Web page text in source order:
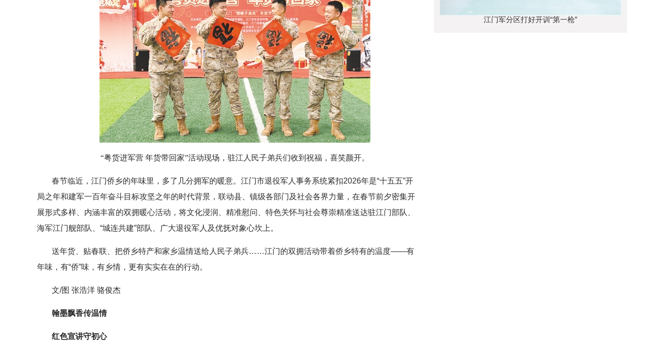
“粤货进军营 年货带回家”活动现场，驻江人民子弟兵们收到祝福，喜笑颜开。
春节临近，江门侨乡的年味里，多了几分拥军的暖意。江门市退役军人事务系统紧扣2026年是“十五五”开
局之年和建军一百年奋斗目标攻坚之年的时代背景，联动县、镇级各部门及社会各界力量，在春节前夕密集开
展形式多样、内涵丰富的双拥暖心活动，将文化浸润、精准慰问、特色关怀与社会尊崇精准送达驻江门部队、
海军江门舰部队、“城连共建”部队、广大退役军人及优抚对象心坎上。
送年货、贴春联、把侨乡特产和家乡温情送给人民子弟兵……江门的双拥活动带着侨乡特有的温度——有
年味，有“侨”味，有乡情，更有实实在在的行动。
文/图 张浩洋 骆俊杰
翰墨飘香传温情
红色宣讲守初心
江门军分区打好开训“第一枪”